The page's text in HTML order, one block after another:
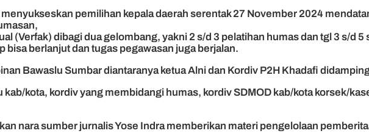
menyukseskan pemilihan kepala daerah serentak 27 November 2024
(Verfak) dibagi dua gelombang, yakni 2 s/d 3 pelatihan humas dan tgl 3 s/d
bisa berlanjut dan tugas pegawasan juga berjalan.
Bawaslu Sumbar diantaranya ketua Alni dan Kordiv P2H Khadafi
kab/kota, kordiv yang membidangi humas, kordiv SDMOD kab/kota korsek/
nara sumber jurnalis Yose Indra memberikan materi pengelolaan